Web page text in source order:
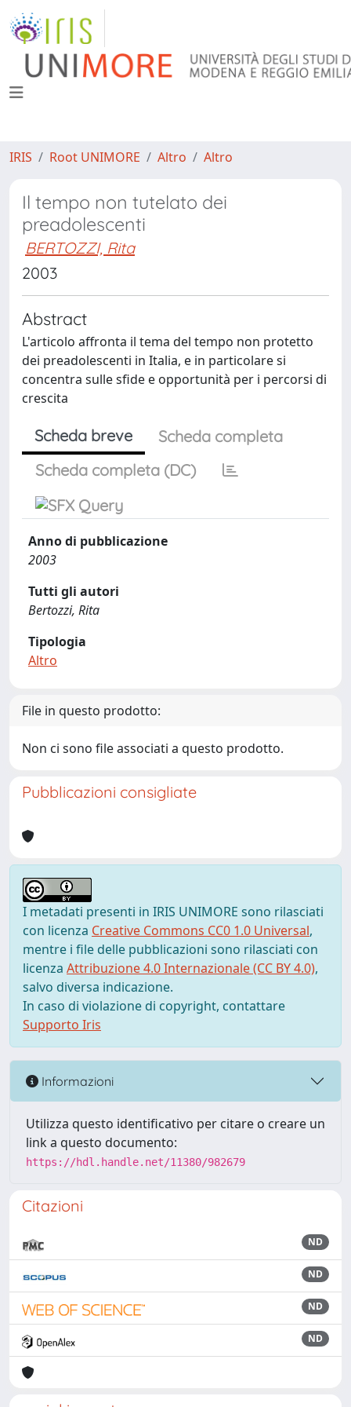
IRIS Root UNIMORE Altro Altro
Il tempo non tutelato dei
preadolescenti
BERTOZZI, Rita
2003
Abstract
L'articolo affronta il tema del tempo non protetto
dei preadolescenti in Italia, e in particolare si
concentra sulle sfide e opportunità per i percorsi di
crescita
Scheda breve
Scheda completa
Scheda completa (DC)
Anno di pubblicazione
2003
Tutti gli autori
Bertozzi, Rita
Tipologia
Altro
File in questo prodotto:
Non ci sono file associati a questo prodotto.
Pubblicazioni consigliate
I metadati presenti in IRIS UNIMORE sono rilasciati
con licenza Creative Commons CC0 1.0 Universal,
mentre i file delle pubblicazioni sono rilasciati con
licenza Attribuzione 4.0 Internazionale (CC BY 4.0),
salvo diversa indicazione.
In caso di violazione di copyright, contattare
Supporto Iris
Informazioni
Utilizza questo identificativo per citare o creare un
link a questo documento:
https://hdl.handle.net/11380/982679
Citazioni
ND
ND
ND
ND